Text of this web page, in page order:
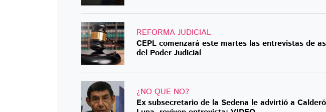
REFORMA JUDICIAL
CEPL comenzará este martes las entrevistas de
del Poder Judicial
¿NO QUE NO?
Ex subsecretario de la Sedena le advirtió a